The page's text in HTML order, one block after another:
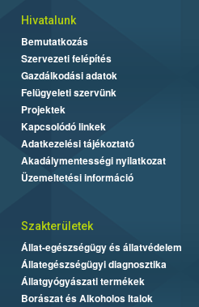
Hivatalunk
Bemutatkozás
Szervezeti felépítés
Gazdálkodási adatok
Felügyeleti szervünk
Projektek
Kapcsolódó linkek
Adatkezelési tájékoztató
Akadálymentességi nyilatkozat
Üzemeltetési információ
Szakterületek
Állat-egészségügy és állatvédelem
Állategészségügyi diagnosztika
Állatgyógyászati termékek
Borászat és Alkoholos Italok